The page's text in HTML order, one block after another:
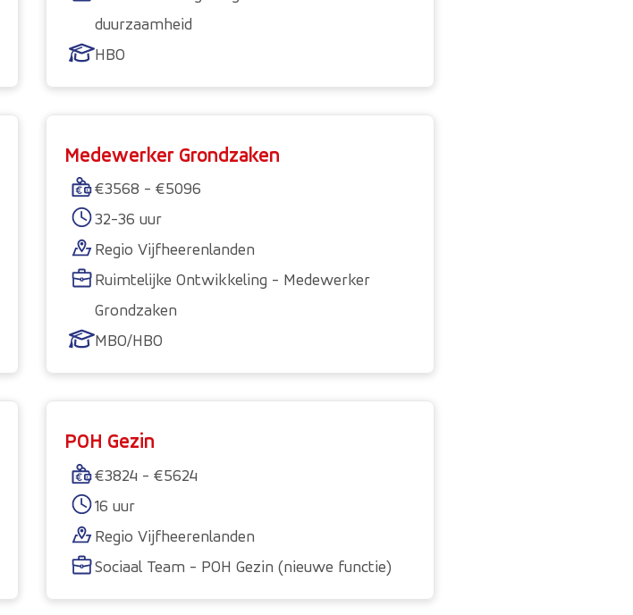
duurzaamheid
HBO
Medewerker Grondzaken
€3568 - €5096
32-36 uur
Regio Vijfheerenlanden
Ruimtelijke Ontwikkeling - Medewerker
Grondzaken
MBO/HBO
POH Gezin
€3824 - €5624
16 uur
Regio Vijfheerenlanden
Sociaal Team - POH Gezin (nieuwe functie)